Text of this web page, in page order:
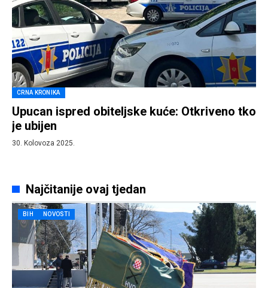
CRNA KRONIKA
Upucan ispred obiteljske kuće: Otkriveno tko
je ubijen
30. Kolovoza 2025.
Najčitanije ovaj tjedan
BIH NOVOSTI